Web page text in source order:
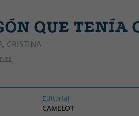
QUE TENÍA
CRISTINA
Editorial
CAMELOT